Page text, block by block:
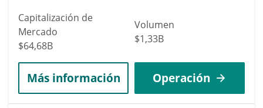
Capitalización de
Mercado
$64,68B
Volumen
$1,33B
Más información Operación